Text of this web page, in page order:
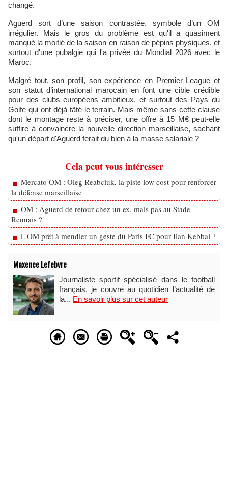
changé.
Aguerd sort d’une saison contrastée, symbole d’un OM
irrégulier. Mais le gros du problème est qu'il a quasiment
manqué la moitié de la saison en raison de pépins physiques, et
surtout d'une pubalgie qui l'a privée du Mondial 2026 avec le
Maroc.
Malgré tout, son profil, son expérience en Premier League et
son statut d’international marocain en font une cible crédible
pour des clubs européens ambitieux, et surtout des Pays du
Golfe qui ont déjà tâté le terrain. Mais même sans cette clause
dont le montage reste à préciser, une offre à 15 M€ peut-elle
suffire à convaincre la nouvelle direction marseillaise, sachant
qu'un départ d'Aguerd ferait du bien à la masse salariale ?
Cela peut vous intéresser
Mercato OM : Oleg Reabciuk, la piste low cost pour renforcer
la défense marseillaise
OM : Aguerd de retour chez un ex, mais pas au Stade
Rennais ?
L'OM prêt à mendier un geste du Paris FC pour Ilan Kebbal ?
Maxence Lefebvre
Journaliste sportif spécialisé dans le football
français, je couvre au quotidien l’actualité de
la... En savoir plus sur cet auteur